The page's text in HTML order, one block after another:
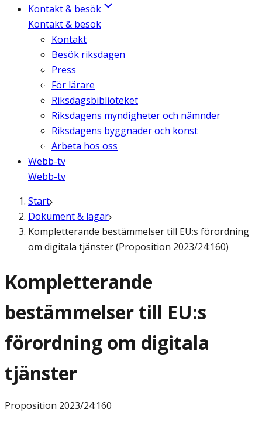
Kontakt & besök
Kontakt & besök
Kontakt
Besök riksdagen
Press
För lärare
Riksdagsbiblioteket
Riksdagens myndigheter och nämnder
Riksdagens byggnader och konst
Arbeta hos oss
Webb-tv
Webb-tv
Start
Dokument & lagar
Kompletterande bestämmelser till EU:s förordning
om digitala tjänster (Proposition 2023/24:160)
Kompletterande
bestämmelser till EU:s
förordning om digitala
tjänster
Proposition 2023/24:160